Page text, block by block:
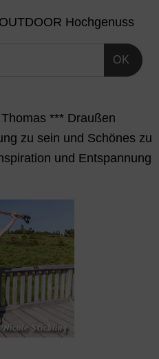
Hochgenuss
OK
*** Draußen
zu sein und Schönes zu
und Entspannung